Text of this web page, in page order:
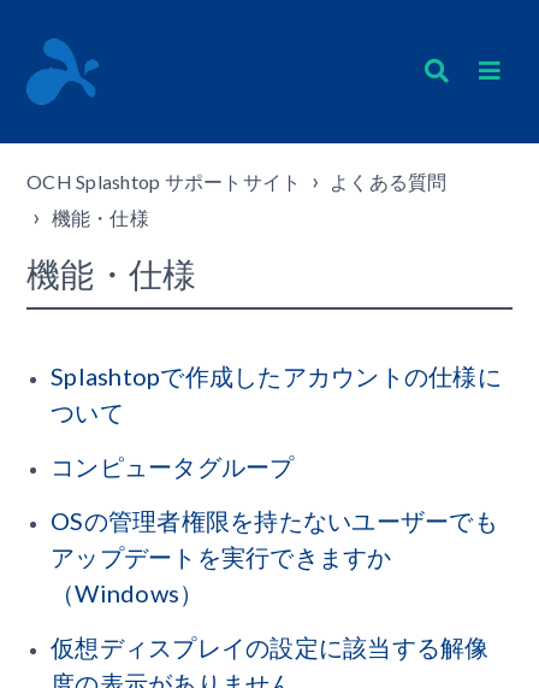
OCH Splashtop サポートサイト
よくある質問
機能・仕様
機能・仕様
Splashtopで作成したアカウントの仕様に
ついて
コンピュータグループ
OSの管理者権限を持たないユーザーでも
アップデートを実行できますか
（Windows）
仮想ディスプレイの設定に該当する解像